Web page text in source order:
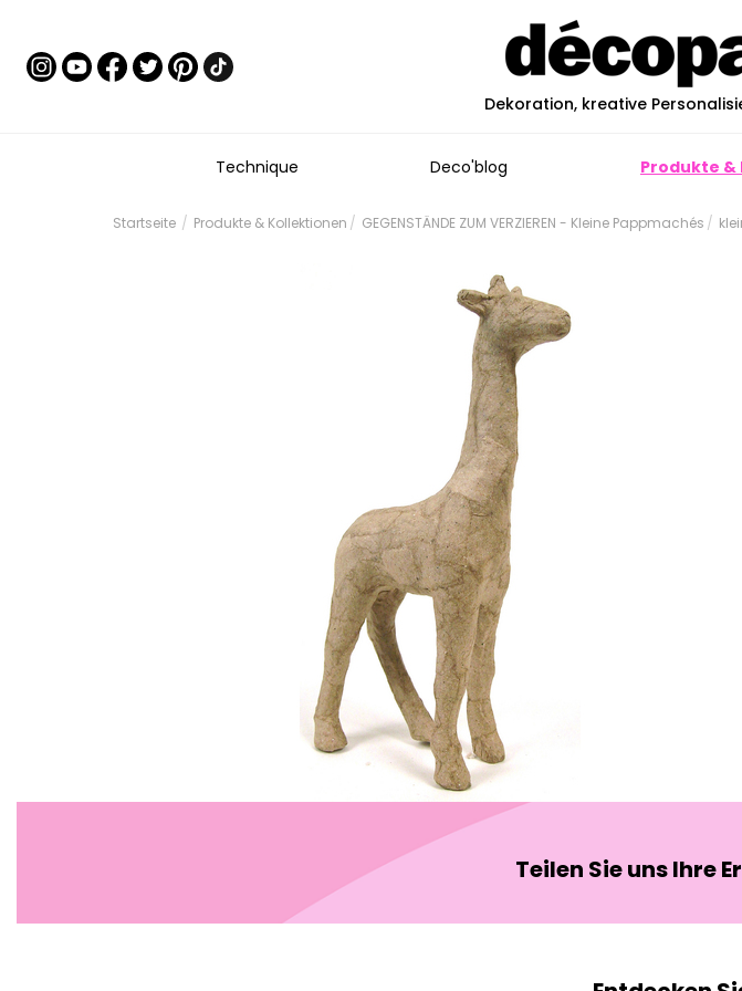
Dekoration, kreative
Technique Deco'blog Produkte
Startseite Produkte & Kollektionen GEGENSTÄNDE ZUM VERZIEREN - Kleine Pappmachés
Teilen Sie uns Ihre